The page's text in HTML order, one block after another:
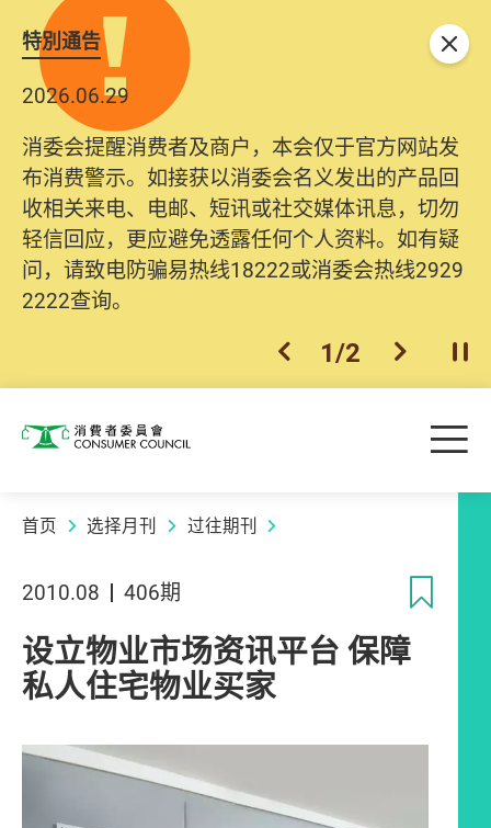
特別通告
2026.06.29
消委会提醒消费者及商户，本会仅于官方网站发
布消费警示。如接获以消委会名义发出的产品回
收相关来电、电邮、短讯或社交媒体讯息，切勿
轻信回应，更应避免透露任何个人资料。如有疑
问，请致电防骗易热线18222或消委会热线2929
2222查询。
上一个
1/2 下一个开
关闭
消费者委员会 目
首页 选择月刊 过往期刊
2010.08 406期
设立物业市场资讯平台 保障
私人住宅物业买家